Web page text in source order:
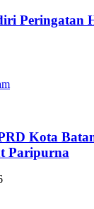
Peringatan
Kota
Paripurna